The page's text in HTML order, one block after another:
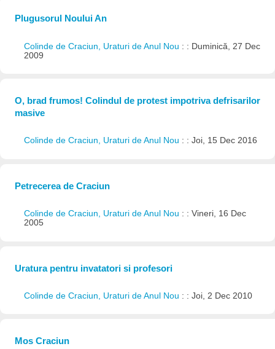
Plugusorul Noului An
Colinde de Craciun, Uraturi de Anul Nou : : Duminică, 27 Dec
2009
O, brad frumos! Colindul de protest impotriva defrisarilor
masive
Colinde de Craciun, Uraturi de Anul Nou : : Joi, 15 Dec 2016
Petrecerea de Craciun
Colinde de Craciun, Uraturi de Anul Nou : : Vineri, 16 Dec
2005
Uratura pentru invatatori si profesori
Colinde de Craciun, Uraturi de Anul Nou : : Joi, 2 Dec 2010
Mos Craciun